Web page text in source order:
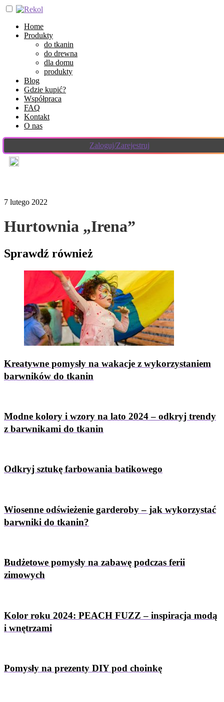
Home
Produkty
do tkanin
do drewna
dla domu
produkty
Blog
Gdzie kupić?
Współpraca
FAQ
Kontakt
O nas
Zaloguj/Zarejestruj
7 lutego 2022
Hurtownia „Irena”
Sprawdź również
Kreatywne pomysły na wakacje z wykorzystaniem
barwników do tkanin
Modne kolory i wzory na lato 2024 – odkryj trendy
z barwnikami do tkanin
Odkryj sztukę farbowania batikowego
Wiosenne odświeżenie garderoby – jak wykorzystać
barwniki do tkanin?
Budżetowe pomysły na zabawę podczas ferii
zimowych
Kolor roku 2024: PEACH FUZZ – inspiracja modą
i wnętrzami
Pomysły na prezenty DIY pod choinkę